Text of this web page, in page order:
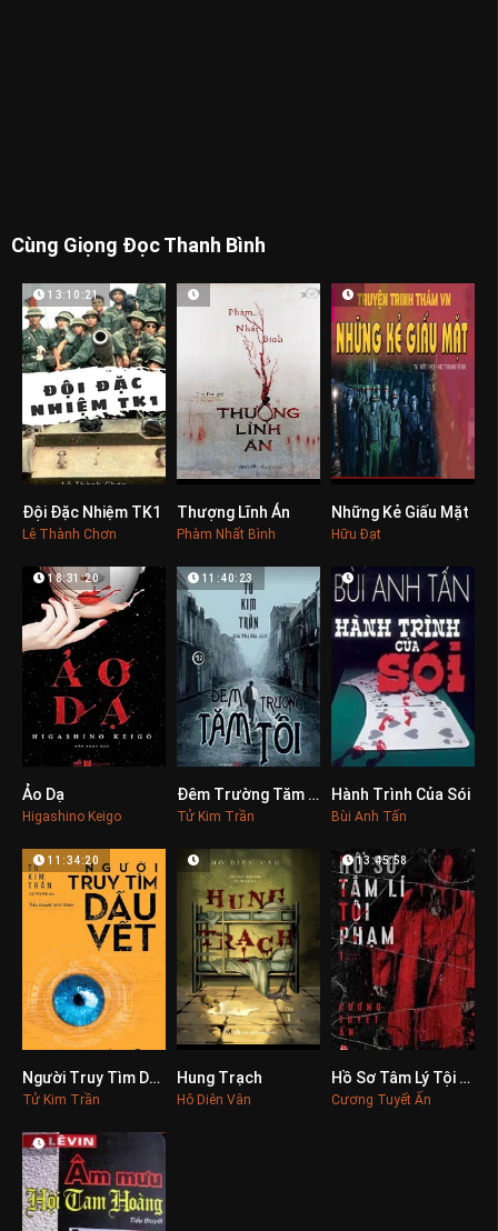
Cùng Giọng Đọc Thanh Bình
0
13:10:21
Đội Đặc Nhiệm TK1
Lê Thành Chơn
Thượng Lĩnh Án
Phàm Nhất Bình
0
Những Kẻ Giấu Mặt
Hữu Đạt
18:31:20
Ảo Dạ
Higashino Keigo
0
11:40:23
Đêm Trường Tăm Tối
Tử Kim Trần
0
Hành Trình Của Sói
Bùi Anh Tấn
0
11:34:20
Người Truy Tìm Dấu Vết
Tử Kim Trần
Hung Trạch
Hô Diên Vân
0
13:45:58
Hồ Sơ Tâm Lý Tội Phạm
Cương Tuyết Ấn